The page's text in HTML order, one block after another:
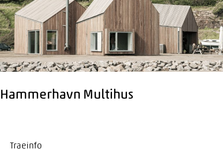
Hammerhavn Multihus
Traeinfo